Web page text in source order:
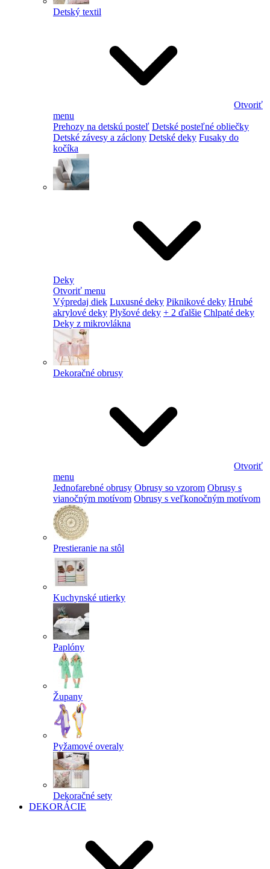
Detský textil
Otvoriť
menu
Prehozy na detskú posteľ Detské posteľné obliečky
Detské závesy a záclony Detské deky Fusaky do
kočíka
Deky
Otvoriť menu
Výpredaj diek Luxusné deky Piknikové deky Hrubé
akrylové deky Plyšové deky + 2 ďalšie Chlpaté deky
Deky z mikrovlákna
Dekoračné obrusy
Otvoriť
menu
Jednofarebné obrusy Obrusy so vzorom Obrusy s
vianočným motívom Obrusy s veľkonočným motívom
Prestieranie na stôl
Kuchynské utierky
Paplóny
Župany
Pyžamové overaly
Dekoračné sety
DEKORÁCIE